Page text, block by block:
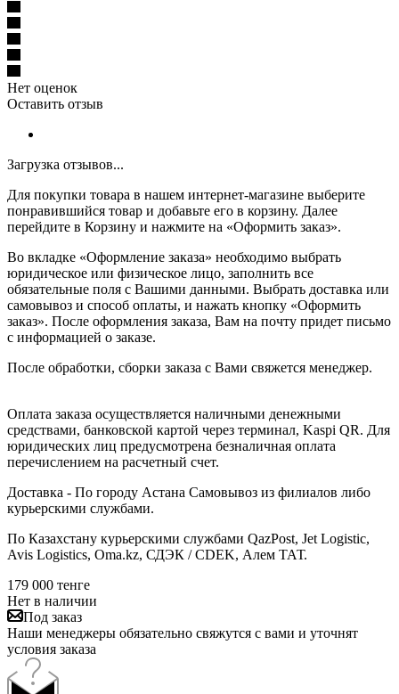
Нет оценок
Оставить отзыв
Загрузка отзывов...
Для покупки товара в нашем интернет-магазине выберите
понравившийся товар и добавьте его в корзину. Далее
перейдите в Корзину и нажмите на «Оформить заказ».
Во вкладке «Оформление заказа» необходимо выбрать
юридическое или физическое лицо, заполнить все
обязательные поля с Вашими данными. Выбрать доставка или
самовывоз и способ оплаты, и нажать кнопку «Оформить
заказ». После оформления заказа, Вам на почту придет письмо
с информацией о заказе.
После обработки, сборки заказа с Вами свяжется менеджер.
Оплата заказа осуществляется наличными денежными
средствами, банковской картой через терминал, Kaspi QR. Для
юридических лиц предусмотрена безналичная оплата
перечислением на расчетный счет.
Доставка - По городу Астана Самовывоз из филиалов либо
курьерскими службами.
По Казахстану курьерскими службами QazPost, Jet Logistic,
Avis Logistics, Oma.kz, СДЭК / CDEK, Алем ТАТ.
179 000 тенге
Нет в наличии
Под заказ
Наши менеджеры обязательно свяжутся с вами и уточнят
условия заказа